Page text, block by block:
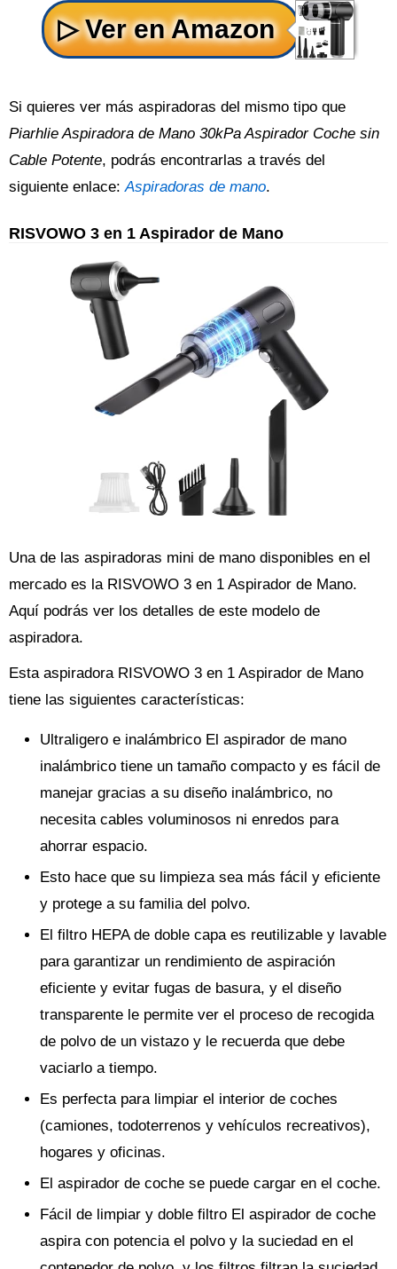
Si quieres ver más aspiradoras del mismo tipo que
Piarhlie Aspiradora de Mano 30kPa Aspirador Coche sin
Cable Potente, podrás encontrarlas a través del
siguiente enlace:Aspiradoras de mano.
RISVOWO 3 en 1 Aspirador de Mano
Una de las aspiradoras mini de mano disponibles en el
mercado es la RISVOWO 3 en 1 Aspirador de Mano.
Aquí podrás ver los detalles de este modelo de
aspiradora.
Esta aspiradora RISVOWO 3 en 1 Aspirador de Mano
tiene las siguientes características:
Ultraligero e inalámbrico El aspirador de mano
inalámbrico tiene un tamaño compacto y es fácil de
manejar gracias a su diseño inalámbrico, no
necesita cables voluminosos ni enredos para
ahorrar espacio.
Esto hace que su limpieza sea más fácil y eficiente
y protege a su familia del polvo.
El filtro HEPA de doble capa es reutilizable y lavable
para garantizar un rendimiento de aspiración
eficiente y evitar fugas de basura, y el diseño
transparente le permite ver el proceso de recogida
de polvo de un vistazo y le recuerda que debe
vaciarlo a tiempo.
Es perfecta para limpiar el interior de coches
(camiones, todoterrenos y vehículos recreativos),
hogares y oficinas.
El aspirador de coche se puede cargar en el coche.
Fácil de limpiar y doble filtro El aspirador de coche
aspira con potencia el polvo y la suciedad en el